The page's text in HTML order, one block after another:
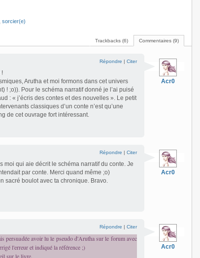
sorcier(e)
Commentaires (9)
Trackbacks (6)
Acr0
Répondre | Citer
!
Arutha et moi formons dans cet univers
! ;o)). Pour le schéma narratif donné je l’ai puisé
: « j’écris des contes et des nouvelles ». Le petit
classiques d’un conte n’est qu’une
de cet ouvrage fort intéressant.
Acr0
Répondre | Citer
moi qui aie décrit le schéma narratif du conte. Je
par conte. Merci quand même ;o)
sacré boulot avec ta chronique. Bravo.
Acr0
Répondre | Citer
persuadée avoir lu le pseudo d'Arutha sur le forum avec
l'erreur et indiqué la référence ;)
sur le livre.